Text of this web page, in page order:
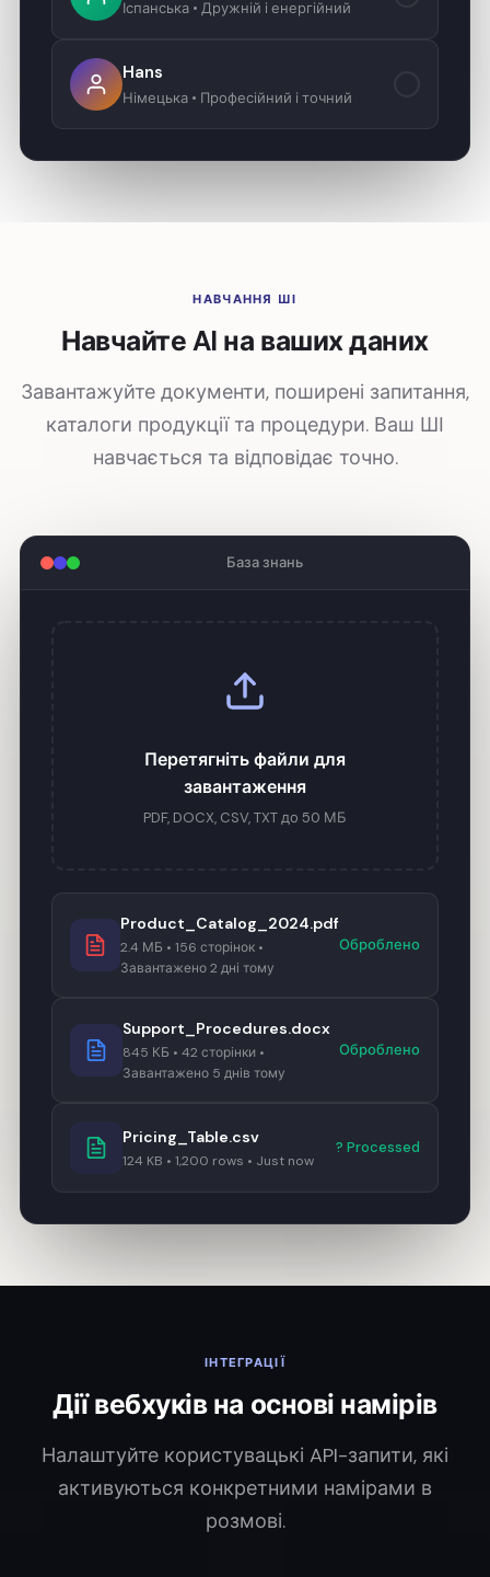
Іспанська • Дружній і енергійний
Hans
Німецька • Професійний і точний
НАВЧАННЯ ШІ
Навчайте AI на ваших даних
Завантажуйте документи, поширені запитання,
каталоги продукції та процедури. Ваш ШІ
навчається та відповідає точно.
База знань
Перетягніть файли для
завантаження
PDF, DOCX, CSV, TXT до 50 МБ
Product_Catalog_2024.pdf
2.4 МБ • 156 сторінок •
Завантажено 2 дні тому
Оброблено
Support_Procedures.docx
845 КБ • 42 сторінки •
Завантажено 5 днів тому
Оброблено
Pricing_Table.csv
124 KB • 1,200 rows • Just now
? Processed
ІНТЕГРАЦІЇ
Дії вебхуків на основі намірів
Налаштуйте користувацькі API-запити, які
активуються конкретними намірами в
розмові.